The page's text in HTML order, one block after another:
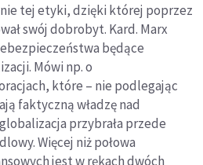
tej etyki, dzięki której poprzez
swój dobrobyt. Kard. Marx
będące
Mówi np. o
które – nie podlegając
faktyczną władzę nad
przybrała przede
Więcej niż połowa
jest w rękach dwóch